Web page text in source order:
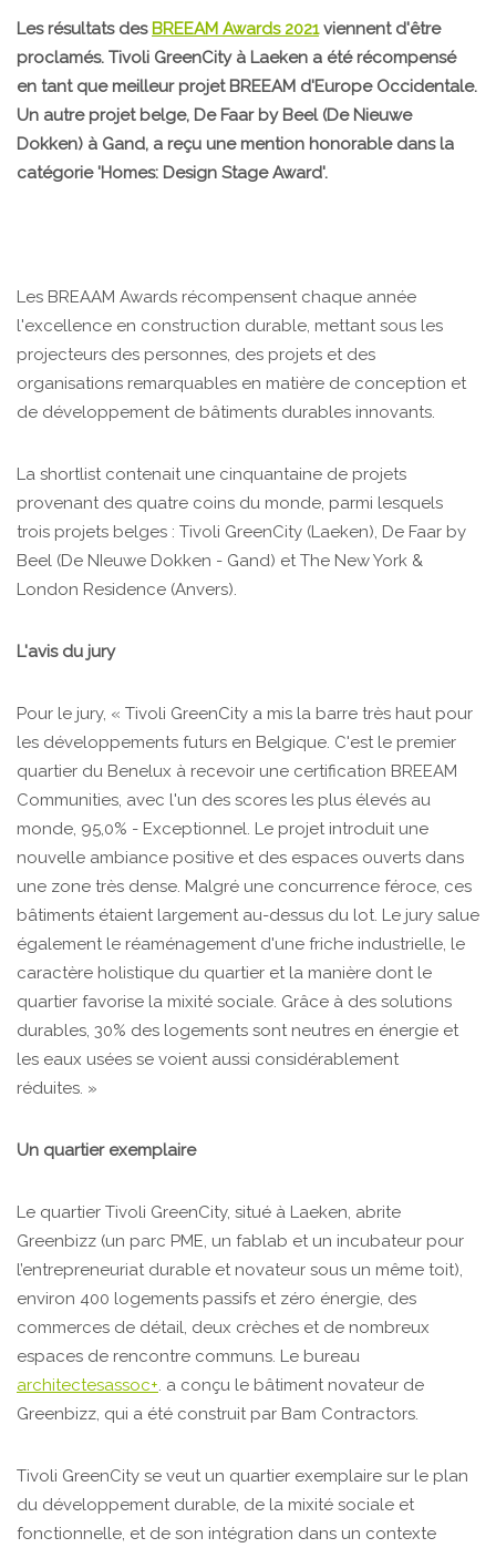
Les résultats des BREEAM Awards 2021viennent d'être
proclamés. Tivoli GreenCity à Laeken a été récompensé
en tant que meilleur projet BREEAM d'Europe Occidentale.
Un autre projet belge, De Faar by Beel (De Nieuwe
Dokken) à Gand, a reçu une mention honorable dans la
catégorie 'Homes: Design Stage Award'.
Les BREAAM Awards récompensent chaque année
l'excellence en construction durable, mettant sous les
projecteurs des personnes, des projets et des
organisations remarquables en matière de conception et
de développement de bâtiments durables innovants.
La shortlist contenait une cinquantaine de projets
provenant des quatre coins du monde, parmi lesquels
trois projets belges : Tivoli GreenCity (Laeken), De Faar by
Beel (De NIeuwe Dokken - Gand) et The New York &
London Residence (Anvers).
L'avis du jury
Pour le jury, « Tivoli GreenCity a mis la barre très haut pour
les développements futurs en Belgique. C'est le premier
quartier du Benelux à recevoir une certification BREEAM
Communities, avec l'un des scores les plus élevés au
monde, 95,0% - Exceptionnel. Le projet introduit une
nouvelle ambiance positive et des espaces ouverts dans
une zone très dense. Malgré une concurrence féroce, ces
bâtiments étaient largement au-dessus du lot. Le jury salue
également le réaménagement d'une friche industrielle, le
caractère holistique du quartier et la manière dont le
quartier favorise la mixité sociale. Grâce à des solutions
durables, 30% des logements sont neutres en énergie et
les eaux usées se voient aussi considérablement
réduites. »
Un quartier exemplaire
Le quartier Tivoli GreenCity, situé à Laeken, abrite
Greenbizz (un parc PME, un fablab et un incubateur pour
l’entrepreneuriat durable et novateur sous un même toit),
environ 400 logements passifs et zéro énergie, des
commerces de détail, deux crèches et de nombreux
espaces de rencontre communs. Le bureau
architectesassoc+. a conçu le bâtiment novateur de
Greenbizz, qui a été construit par Bam Contractors.
Tivoli GreenCity se veut un quartier exemplaire sur le plan
du développement durable, de la mixité sociale et
fonctionnelle, et de son intégration dans un contexte